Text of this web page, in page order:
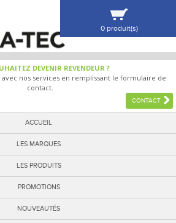
DEVENIR REVENDEUR ?
nos services en remplissant le formulaire de
contact.
CONTACT
ACCUEIL
LES MARQUES
LES PRODUITS
PROMOTIONS
NOUVEAUTÉS
0 produit(s)
VOIR MA SÉLECTION